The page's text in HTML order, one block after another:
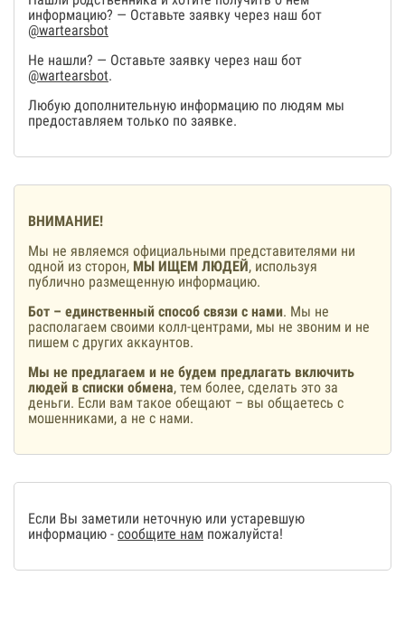
информацию? — Оставьте заявку через наш бот
@wartearsbot
Не нашли? — Оставьте заявку через наш бот
@wartearsbot.
Любую дополнительную информацию по людям мы
предоставляем только по заявке.
ВНИМАНИЕ!
Мы не являемся официальными представителями ни
одной из сторон, МЫ ИЩЕМ ЛЮДЕЙ, используя
публично размещенную информацию.
Бот – единственный способ связи с нами. Мы не
располагаем своими колл-центрами, мы не звоним и не
пишем с других аккаунтов.
Мы не предлагаем и не будем предлагать включить
людей в списки обмена, тем более, сделать это за
деньги. Если вам такое обещают – вы общаетесь с
мошенниками, а не с нами.
Если Вы заметили неточную или устаревшую
информацию - сообщите нам пожалуйста!